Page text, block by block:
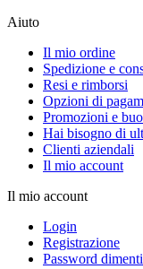
Aiuto
Il mio ordine
Spedizione e
Resi e rimborsi
Opzioni di
Promozioni e
Hai bisogno di
Clienti aziendali
Il mio account
Il mio account
Login
Registrazione
Password